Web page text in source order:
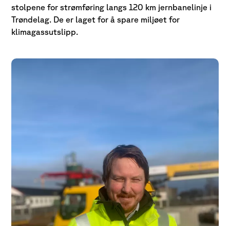
stolpene for strømføring langs 120 km jernbanelinje i
Trøndelag. De er laget for å spare miljøet for
klimagassutslipp.